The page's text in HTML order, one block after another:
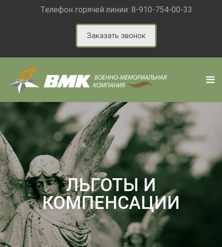
Телефон горячей линии: 8-910-754-00-33
Заказать звонок
ЛЬГОТЫ И
КОМПЕНСАЦИИ